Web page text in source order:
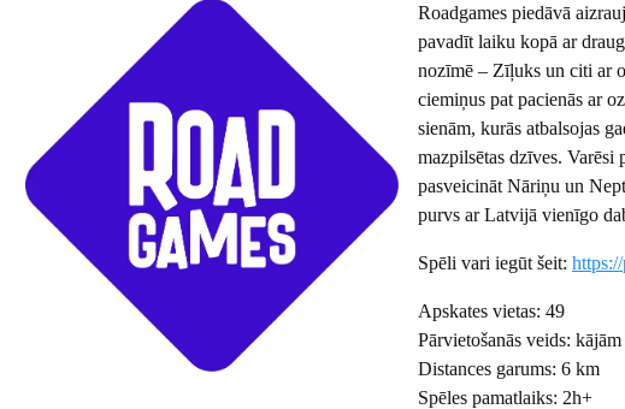
Roadgames piedāvā
pavadīt laiku kopā ar
nozīmē – Zīļuks un citi ar
ciemiņus pat pacienās ar
sienām, kurās atbalsojas
mazpilsētas dzīves.
pasveicināt Nāriņu un
purvs ar Latvijā vienīgo
Spēli vari iegūt šeit:
Apskates vietas: 49
Pārvietošanās veids: kājām
Distances garums: 6 km
Spēles pamatlaiks: 2h+